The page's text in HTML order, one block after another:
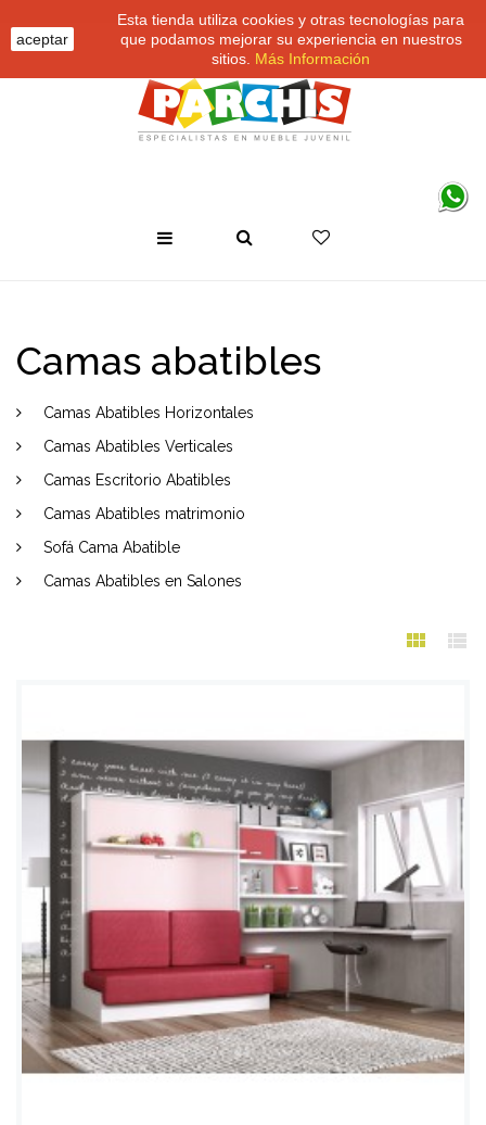
aceptar
Esta tienda utiliza cookies y otras tecnologías para
que podamos mejorar su experiencia en nuestros
sitios. Más Información
Camas abatibles
Camas Abatibles Horizontales
Camas Abatibles Verticales
Camas Escritorio Abatibles
Camas Abatibles matrimonio
Sofá Cama Abatible
Camas Abatibles en Salones